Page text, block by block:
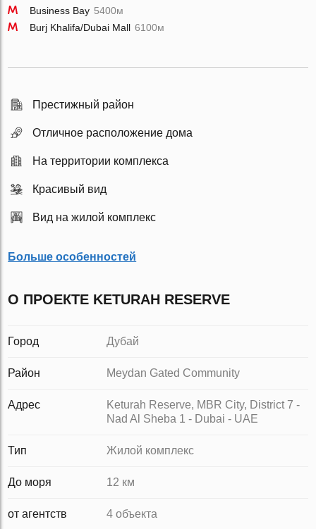
Business Bay 5400м
Burj Khalifa/Dubai Mall 6100м
Престижный район
Отличное расположение дома
На территории комплекса
Красивый вид
Вид на жилой комплекс
Больше особенностей
О ПРОЕКТЕ KETURAH RESERVE
Город Дубай
Район Meydan Gated Community
Адрес
Keturah Reserve, MBR City, District 7 -
Nad Al Sheba 1 - Dubai - UAE
Тип Жилой комплекс
До моря 12 км
от агентств 4 объекта